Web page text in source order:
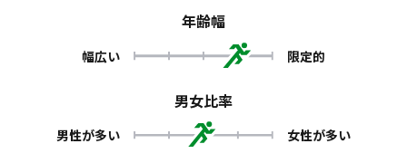
年齢幅
幅広い 限定的
男女比率
男性が多い 女性が多い